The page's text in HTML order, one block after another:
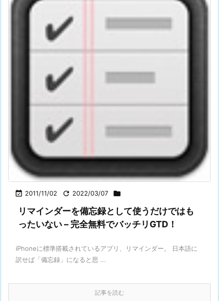
 2011/11/02  2022/03/07 
リマインダーを備忘録として使うだけではも
ったいない – 完全無料でバッチリGTD！
iPhoneに標準搭載されているアプリ、リマインダー。 日本語に
訳せば「備忘録」になると思 ...
記事を読む